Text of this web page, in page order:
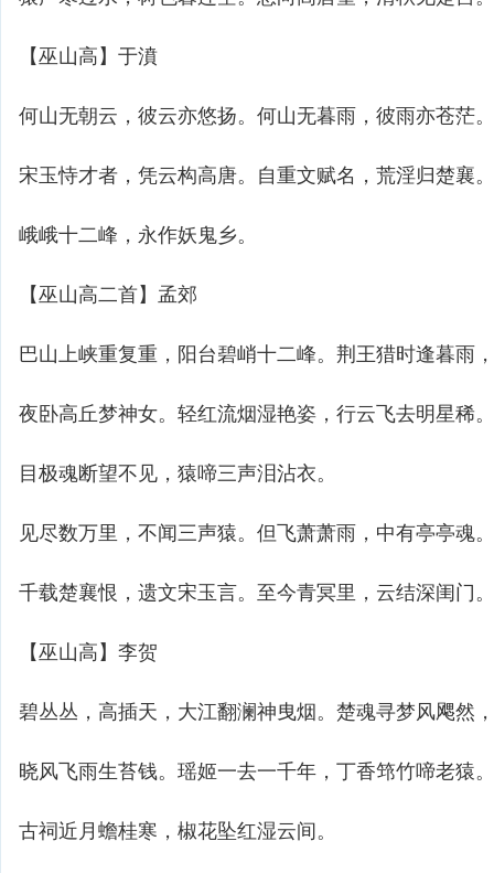
【巫山高】于濆
何山无朝云，彼云亦悠扬。何山无暮雨，彼雨亦苍茫。
宋玉恃才者，凭云构高唐。自重文赋名，荒淫归楚襄。
峨峨十二峰，永作妖鬼乡。
【巫山高二首】孟郊
巴山上峡重复重，阳台碧峭十二峰。荆王猎时逢暮雨，
夜卧高丘梦神女。轻红流烟湿艳姿，行云飞去明星稀。
目极魂断望不见，猿啼三声泪沾衣。
见尽数万里，不闻三声猿。但飞萧萧雨，中有亭亭魂。
千载楚襄恨，遗文宋玉言。至今青冥里，云结深闺门。
【巫山高】李贺
碧丛丛，高插天，大江翻澜神曳烟。楚魂寻梦风飔然，
晓风飞雨生苔钱。瑶姬一去一千年，丁香筇竹啼老猿。
古祠近月蟾桂寒，椒花坠红湿云间。